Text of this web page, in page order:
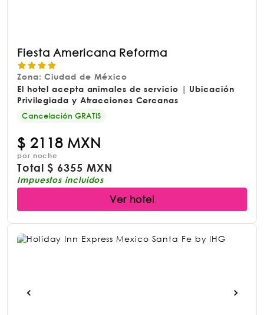
Fiesta Americana Reforma
Zona: Ciudad de México
El hotel acepta animales de servicio | Ubicación
Privilegiada y Atracciones Cercanas
Cancelación GRATIS
$ 2118 MXN
por noche
Total$ 6355 MXN
Impuestos incluidos
Ver hotel